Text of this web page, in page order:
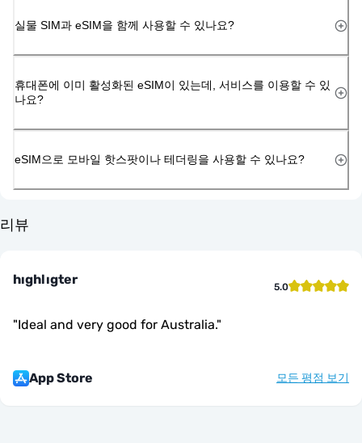
실물 SIM과 eSIM을 함께 사용할 수 있나요?
휴대폰에 이미 활성화된 eSIM이 있는데, 서비스를 이용할 수 있
나요?
eSIM으로 모바일 핫스팟이나 테더링을 사용할 수 있나요?
리뷰
hıghlıgter 5.0
"Ideal and very good for Australia."
App Store 모든 평점 보기